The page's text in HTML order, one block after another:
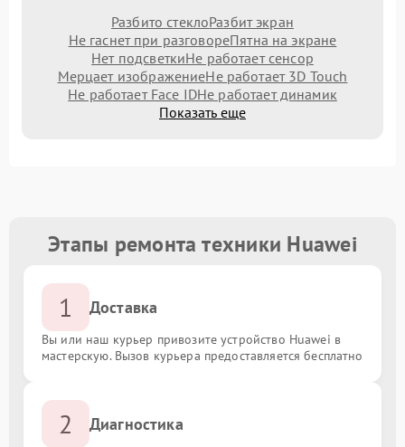
Разбито стеклоРазбит экран
Не гаснет при разговореПятна на экране
Нет подсветкиНе работает сенсор
Мерцает изображениеНе работает 3D Touch
Не работает Face IDНе работает динамик
Показать еще
Этапы ремонта техники Huawei
1 Доставка
Вы или наш курьер привозите устройство Huawei в
мастерскую. Вызов курьера предоставляется бесплатно
2 Диагностика